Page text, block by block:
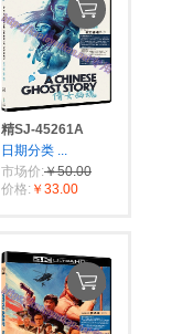
精SJ-45261A
日期分类 ...
市场价:￥50.00
价格: ￥33.00